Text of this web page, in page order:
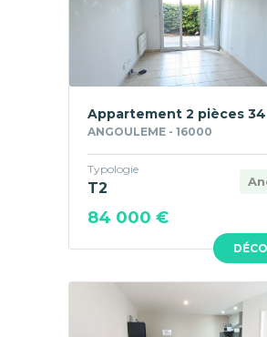
Appartement 2 pièces 34
ANGOULEME - 16000
Typologie
T2
84 000 €